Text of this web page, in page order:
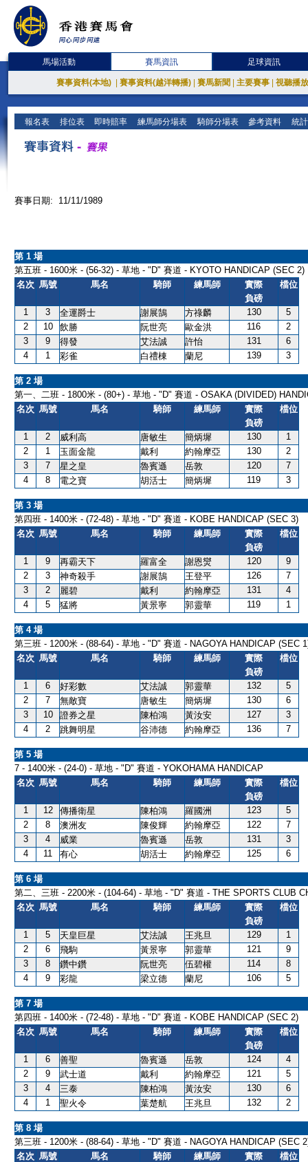
馬場活動 賽馬資訊 足球資訊
賽事資料(本地) 賽事資料(越洋轉播) 賽馬新聞 主要賽事 視聽播
報名表 排位表 即時賠率 練馬師分場表 騎師分場表 參考資料 統
賽事日期: 11/11/1989
第 1 場
第五班 - 1600米 - (56-32) - 草地 - "D" 賽道 - KYOTO HANDICAP (SEC 2)
名次 馬號 馬名 騎師 練馬師
實際
負磅
檔位
1 3 全運爵士 謝展鵠 方祿麟 130
5
2
10 飲勝 阮世亮 歐金洪 116
2
3
9 得發 艾法誠 許怡 131
6
4
1 彩雀 白禮棟 蘭尼 139 3
第 2 場
第一、二班 - 1800米 - (80+) - 草地 - "D" 賽道 - OSAKA (DIVIDED)
名次 馬號 馬名 騎師 練馬師
實際
負磅
檔位
1 2 威利高 唐敏生 簡炳墀 130
1
2
1 玉面金龍 戴利 約翰摩亞 130
2
3
7 星之皇 魯賓遜 岳敦 120
7
4
8 電之寶 胡活士 簡炳墀 119 3
第 3 場
第四班 - 1400米 - (72-48) - 草地 - "D" 賽道 - KOBE HANDICAP (SEC 3)
名次 馬號 馬名 騎師 練馬師
實際
負磅
檔位
1 9 再霸天下 羅富全 謝恩爕 120
9
2
3 神奇殺手 謝展鵠 王登平 126
7
3
2 麗碧 戴利 約翰摩亞 131
4
4
5 猛將 黃景寧 郭靈華 119 1
第 4 場
第三班 - 1200米 - (88-64) - 草地 - "D" 賽道 - NAGOYA HANDICAP (SEC
名次 馬號 馬名 騎師 練馬師
實際
負磅
檔位
1 6 好彩數 艾法誠 郭靈華 132
5
2
7 無敵寶 唐敏生 簡炳墀 130
6
3
10 證券之星 陳柏鴻 黃汝安 127
3
4
2 跳舞明星 谷沛德 約翰摩亞 136 7
第 5 場
7 - 1400米 - (24-0) - 草地 - "D" 賽道 - YOKOHAMA HANDICAP
名次 馬號 馬名 騎師 練馬師
實際
負磅
檔位
1 12 傳播衛星 陳柏鴻 羅國洲 123
5
2
8 澳洲友 陳俊輝 約翰摩亞 122
7
3
4 威業 魯賓遜 岳敦 131
3
4
11 有心 胡活士 約翰摩亞 125 6
第 6 場
第二、三班 - 2200米 - (104-64) - 草地 - "D" 賽道 - THE SPORTS CLUB
名次 馬號 馬名 騎師 練馬師
實際
負磅
檔位
1 5 天皇巨星 艾法誠 王兆旦 129
1
2
6 飛駒 黃景寧 郭靈華 121
9
3
8 鑽中鑽 阮世亮 伍碧權 114
8
4
9 彩龍 梁立德 蘭尼 106 5
第 7 場
第四班 - 1400米 - (72-48) - 草地 - "D" 賽道 - KOBE HANDICAP (SEC 2)
名次 馬號 馬名 騎師 練馬師
實際
負磅
檔位
1 6 善聖 魯賓遜 岳敦 124
4
2
9 武士道 戴利 約翰摩亞 121
5
3
4 三泰 陳柏鴻 黃汝安 130
6
4
1 聖火令 葉楚航 王兆旦 132 2
第 8 場
第三班 - 1200米 - (88-64) - 草地 - "D" 賽道 - NAGOYA HANDICAP (SEC
名次 馬號 馬名 騎師 練馬師
實際
檔位